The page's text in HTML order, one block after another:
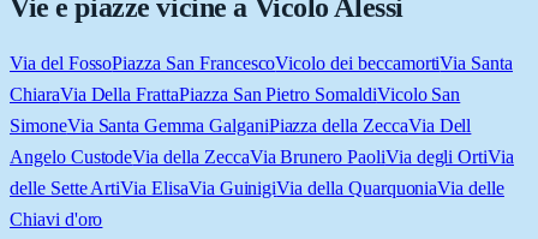
Vie e piazze vicine a Vicolo Alessi
Via del FossoPiazza San FrancescoVicolo dei beccamortiVia Santa
ChiaraVia Della FrattaPiazza San Pietro SomaldiVicolo San
SimoneVia Santa Gemma GalganiPiazza della ZeccaVia Dell
Angelo CustodeVia della ZeccaVia Brunero PaoliVia degli OrtiVia
delle Sette ArtiVia ElisaVia GuinigiVia della QuarquoniaVia delle
Chiavi d'oro